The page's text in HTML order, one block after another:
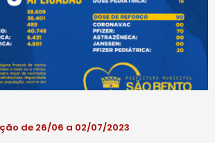
de 26/06 a 02/07/2023